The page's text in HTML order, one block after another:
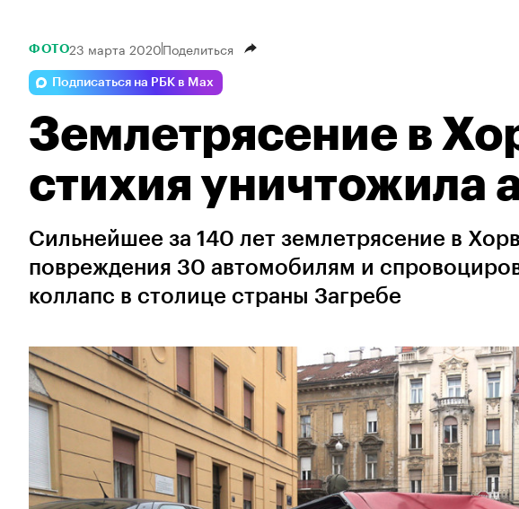
ФОТО23 марта 2020Поделиться
Подписаться на РБК в Max
Землетрясение в
стихия уничтожила
Сильнейшее за 140 лет землетрясение в
повреждения 30 автомобилям и
коллапс в столице страны Загребе